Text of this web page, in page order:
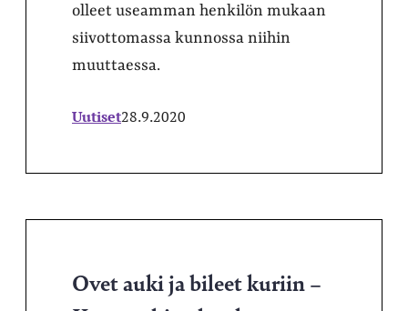
olleet useamman henkilön mukaan
siivottomassa kunnossa niihin
muuttaessa.
Uutiset28.9.2020
Ovet auki ja bileet kuriin –